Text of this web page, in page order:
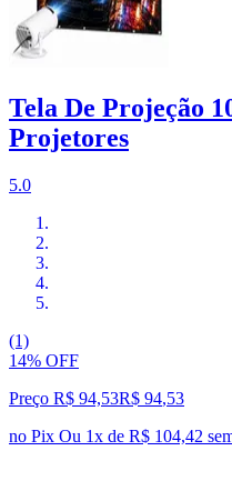
Tela De Projeção
Projetores
5.0
(1)
14% OFF
Preço R$ 94,53R$ 94,53
no Pix Ou 1x de R$ 104,42